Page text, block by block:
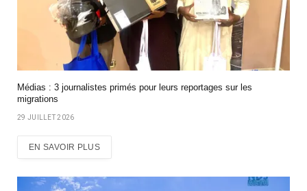
Médias : 3 journalistes primés pour leurs reportages sur les
migrations
29 JUILLET 2026
EN SAVOIR PLUS